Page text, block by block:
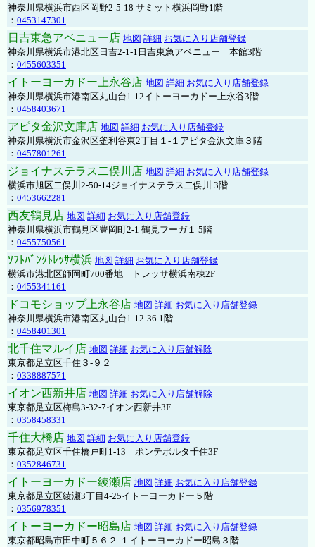
神奈川県横浜市西区岡野2-5-18 サミット横浜岡野1階
： 0453147301
日吉東急アベニュー店 地図 詳細 お気に入り店舗登録
神奈川県横浜市港北区日吉2-1-1日吉東急アベニュー 本館3階
： 0455603351
イトーヨーカドー上永谷店 地図 詳細 お気に入り店舗登録
神奈川県横浜市港南区丸山台1-12イトーヨーカドー上永谷3階
： 0458403671
アピタ金沢文庫店 地図 詳細 お気に入り店舗登録
神奈川県横浜市金沢区釜利谷東2丁目１-１アピタ金沢文庫３階
： 0457801261
ジョイナステラス二俣川店 地図 詳細 お気に入り店舗登録
横浜市旭区二俣川2-50-14ジョイナステラス二俣川 3階
： 0453662281
西友鶴見店 地図 詳細 お気に入り店舗登録
神奈川県横浜市鶴見区豊岡町2-1 鶴見フーガ１ 5階
： 0455750561
ｿﾌﾄﾊﾞﾝｸﾄﾚｯｻ横浜 地図 詳細 お気に入り店舗登録
横浜市港北区師岡町700番地 トレッサ横浜南棟2F
： 0455341161
ドコモショップ上永谷店 地図 詳細 お気に入り店舗登録
神奈川県横浜市港南区丸山台1-12-36 1階
： 0458401301
北千住マルイ店 地図 詳細 お気に入り店舗解除
東京都足立区千住３-９２
： 0338887571
イオン西新井店 地図 詳細 お気に入り店舗解除
東京都足立区梅島3-32-7イオン西新井3F
： 0358458331
千住大橋店 地図 詳細 お気に入り店舗登録
東京都足立区千住橋戸町1-13 ポンテポルタ千住3F
： 0352846731
イトーヨーカドー綾瀬店 地図 詳細 お気に入り店舗登録
東京都足立区綾瀬3丁目4-25イトーヨーカドー５階
： 0356978351
イトーヨーカドー昭島店 地図 詳細 お気に入り店舗登録
東京都昭島市田中町５６２-１イトーヨーカドー昭島３階